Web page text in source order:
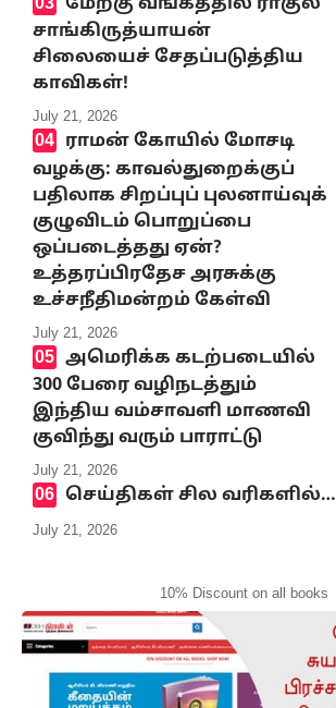
சாங்கிருத்யாயன்
சிலையைச் சேதப்படுத்திய
காவிகள்!
July 21, 2026
ராமன் கோயில் மோசடி
வழக்கு: காவல்துறைக்குப்
பதிலாக சிறப்புப் புலனாய்வுக்
குழுவிடம் பொறுப்பை
ஒப்படைத்தது ஏன்?
உத்தரப்பிரதேச அரசுக்கு
உச்சநீதிமன்றம் கேள்வி
July 21, 2026
அமெரிக்க கடற்படையில்
300 பேரை வழிநடத்தும்
இந்திய வம்சாவளி மாணவி
குவிந்து வரும் பாராட்டு
July 21, 2026
செய்திகள் சில வரிகளில்…
July 21, 2026
10% Discount on all books